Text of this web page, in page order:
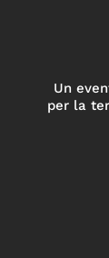
Un
per la